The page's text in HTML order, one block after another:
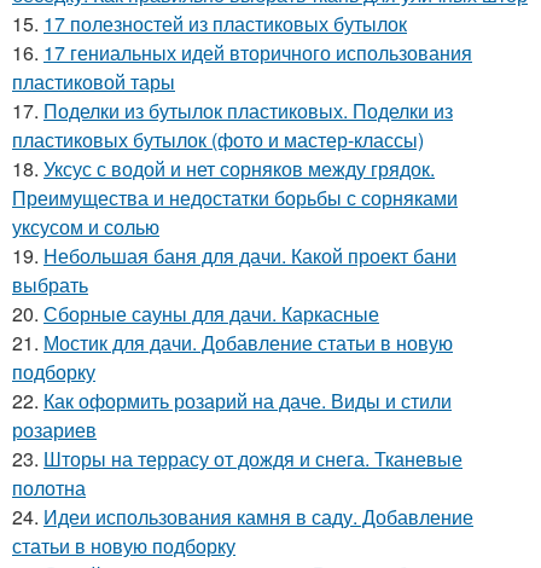
15. 17 полезностей из пластиковых бутылок
16. 17 гениальных идей вторичного использования
пластиковой тары
17. Поделки из бутылок пластиковых. Поделки из
пластиковых бутылок (фото и мастер-классы)
18. Уксус с водой и нет сорняков между грядок.
Преимущества и недостатки борьбы с сорняками
уксусом и солью
19. Небольшая баня для дачи. Какой проект бани
выбрать
20. Сборные сауны для дачи. Каркасные
21. Мостик для дачи. Добавление статьи в новую
подборку
22. Как оформить розарий на даче. Виды и стили
розариев
23. Шторы на террасу от дождя и снега. Тканевые
полотна
24. Идеи использования камня в саду. Добавление
статьи в новую подборку